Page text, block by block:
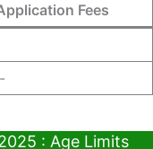
Fees
: Age Limits